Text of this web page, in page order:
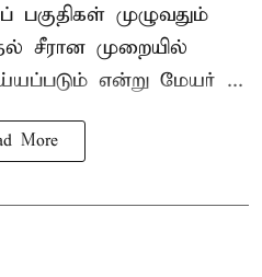
ப் பகுதிகள் முழுவதும்
சீரான முறையில்
என்று மேயர் ...
More